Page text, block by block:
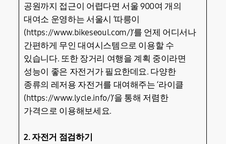
공원까지 접근이 어렵다면 서울 900여 개의
대여소 운영하는 서울시 ‘따릉이
(https://www.bikeseoul.com/)’를 언제 어디서나
간편하게 무인 대여시스템으로 이용할 수
있습니다. 또한 장거리 여행을 계획 중이라면
성능이 좋은 자전거가 필요한데요. 다양한
종류의 레저용 자전거를 대여해주는 ‘라이클
(https://www.lycle.info/)’을 통해 저렴한
가격으로 이용해보세요.
2. 자전거 점검하기